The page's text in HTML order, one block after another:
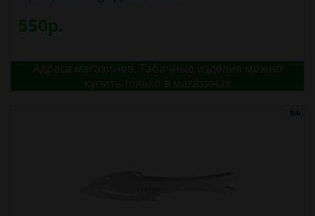
550р.
Адреса магазинов. Табачные изделия можно
купить только в магазинах